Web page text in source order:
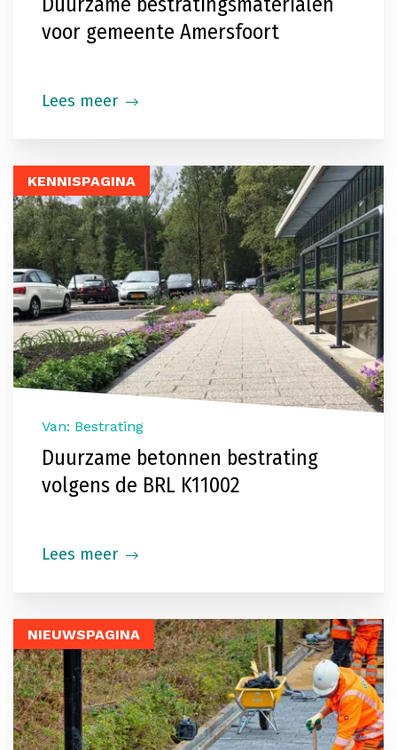
voor gemeente Amersfoort
Lees meer
KENNISPAGINA
Van: Bestrating
Duurzame betonnen bestrating
volgens de BRL K11002
Lees meer
NIEUWSPAGINA